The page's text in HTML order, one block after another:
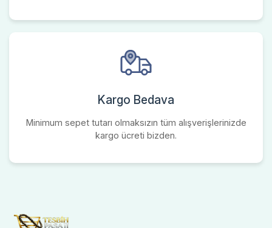
Kargo Bedava
Minimum sepet tutarı olmaksızın tüm alışverişlerinizde
kargo ücreti bizden.